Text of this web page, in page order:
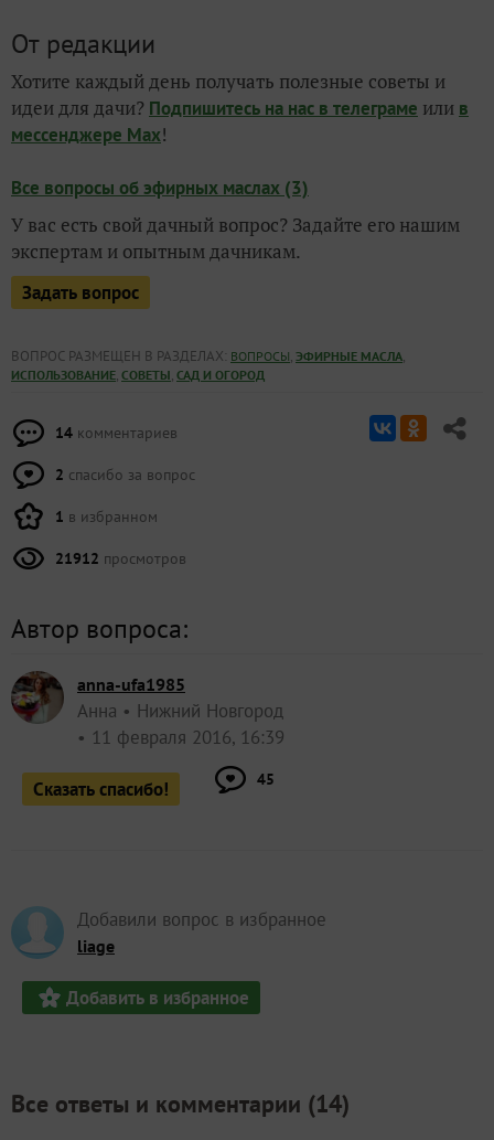
От редакции
Хотите каждый день получать полезные советы и
идеи для дачи? Подпишитесь на нас в телеграме или в
мессенджере Max!
Все вопросы об эфирных маслах (3)
У вас есть свой дачный вопрос? Задайте его нашим
экспертам и опытным дачникам.
Задать вопрос
ВОПРОС РАЗМЕЩЕН В РАЗДЕЛАХ: ВОПРОСЫ, ЭФИРНЫЕ МАСЛА,
ИСПОЛЬЗОВАНИЕ, СОВЕТЫ, САД И ОГОРОД
14 комментариев
2 спасибо за вопрос
1 в избранном
21912 просмотров
Автор вопроса:
anna-ufa1985
Анна
Нижний Новгород
11 февраля 2016, 16:39
Сказать спасибо! 45
Добавили вопрос в избранное
liage
Добавить в избранное
Все ответы и комментарии (14)